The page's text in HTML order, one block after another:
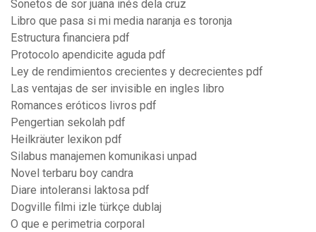
Sonetos de sor juana inés dela cruz
Libro que pasa si mi media naranja es toronja
Estructura financiera pdf
Protocolo apendicite aguda pdf
Ley de rendimientos crecientes y decrecientes pdf
Las ventajas de ser invisible en ingles libro
Romances eróticos livros pdf
Pengertian sekolah pdf
Heilkräuter lexikon pdf
Silabus manajemen komunikasi unpad
Novel terbaru boy candra
Diare intoleransi laktosa pdf
Dogville filmi izle türkçe dublaj
O que e perimetria corporal